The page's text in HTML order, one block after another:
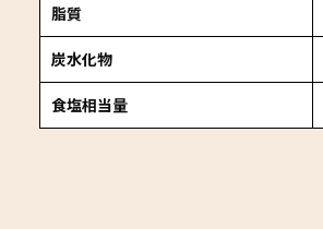
脂質
炭水化物
食塩相当量